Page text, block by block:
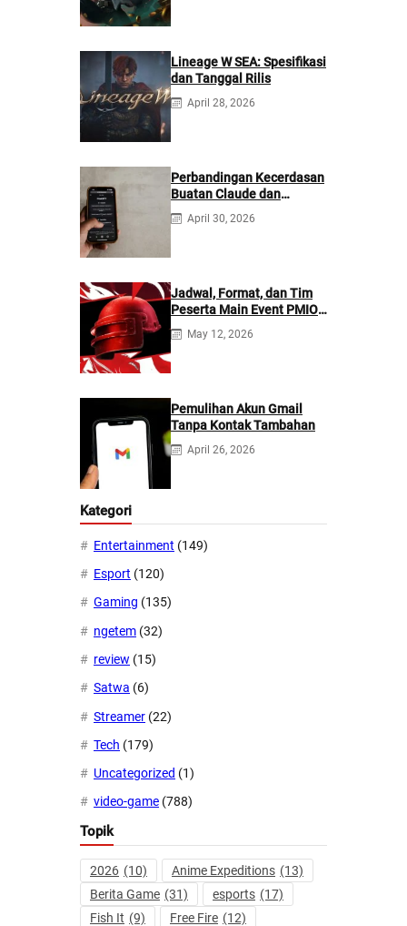
Lineage W SEA: Spesifikasi
dan Tanggal Rilis
April 28, 2026
Perbandingan Kecerdasan
Buatan Claude dan
ChatGPT: Mana yang
Lebih Baik?
April 30, 2026
Jadwal, Format, dan Tim
Peserta Main Event PMIO
2026
May 12, 2026
Pemulihan Akun Gmail
Tanpa Kontak Tambahan
April 26, 2026
Kategori
Entertainment (149)
Esport (120)
Gaming (135)
ngetem (32)
review (15)
Satwa (6)
Streamer (22)
Tech (179)
Uncategorized (1)
video-game (788)
Topik
2026 (10) Anime Expeditions (13)
Berita Game (31) esports (17)
Fish It (9) Free Fire (12)